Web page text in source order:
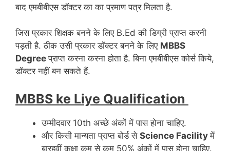
बाद एमबीबीएस डॉक्टर का का प्रमाण पत्र मिलता है.
जिस प्रकार शिक्षक बनने के लिए B.Ed की डिग्री प्राप्त करनी
पड़ती है. ठीक उसी प्रकार डॉक्टर बनने के लिए MBBS
Degreeप्राप्त करना करना होता है. बिना एमबीबीएस कोर्स किये,
डॉक्टर नहीं बन सकते हैं.
MBBS ke Liye Qualification
उम्मीदवार 10th अच्छे अंकों में पास होना चाहिए.
और किसी मान्यता प्राप्त बोर्ड से Science Facilityमें
बारहवीं कक्षा कम से कम 50% अंकों में पास होना चाहिए.